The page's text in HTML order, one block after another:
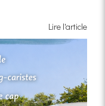
Lire l'article